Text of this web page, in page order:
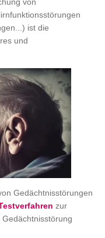
ist die
und
Gedächtnisstörungen
zur